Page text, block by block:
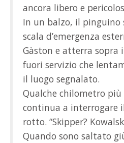
ancora libero e
In un balzo, il pinguino
scala d’emergenza
Gàston e atterra
fuori servizio che
il luogo segnalato.
Qualche chilometro
continua a interrogare
rotto. “Skipper?
Quando sono saltato